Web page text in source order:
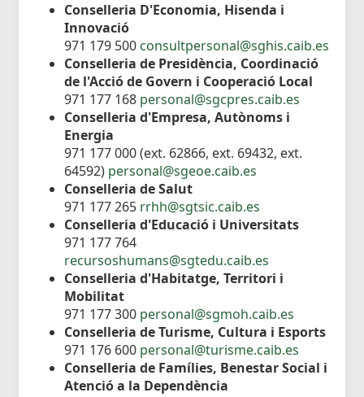
Conselleria D'Economia, Hisenda i
Innovació
971 179 500 consultpersonal@sghis.caib.es
Conselleria de Presidència, Coordinació
de l'Acció de Govern i Cooperació Local
971 177 168 personal@sgcpres.caib.es
Conselleria d'Empresa, Autònoms i
Energia
971 177 000 (ext. 62866, ext. 69432, ext.
64592) personal@sgeoe.caib.es
Conselleria de Salut
971 177 265 rrhh@sgtsic.caib.es
Conselleria d'Educació i Universitats
971 177 764
recursoshumans@sgtedu.caib.es
Conselleria d'Habitatge, Territori i
Mobilitat
971 177 300 personal@sgmoh.caib.es
Conselleria de Turisme, Cultura i Esports
971 176 600 personal@turisme.caib.es
Conselleria de Famílies, Benestar Social i
Atenció a la Dependència